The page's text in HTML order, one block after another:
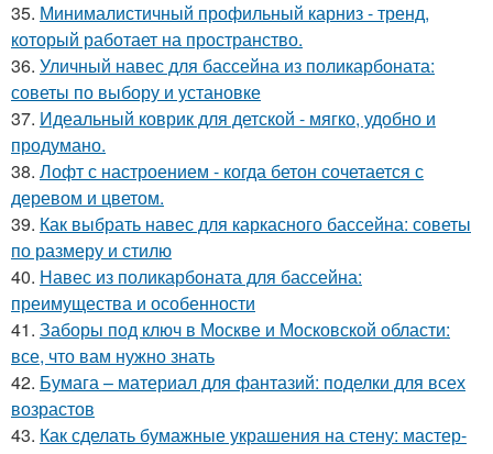
35. Минималистичный профильный карниз - тренд,
который работает на пространство.
36. Уличный навес для бассейна из поликарбоната:
советы по выбору и установке
37. Идеальный коврик для детской - мягко, удобно и
продумано.
38. Лофт с настроением - когда бетон сочетается с
деревом и цветом.
39. Как выбрать навес для каркасного бассейна: советы
по размеру и стилю
40. Навес из поликарбоната для бассейна:
преимущества и особенности
41. Заборы под ключ в Москве и Московской области:
все, что вам нужно знать
42. Бумага – материал для фантазий: поделки для всех
возрастов
43. Как сделать бумажные украшения на стену: мастер-